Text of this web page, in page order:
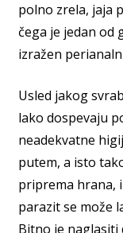
polno zrela, jaja
čega je jedan od
izražen
Usled jakog
lako dospevaju
neadekvatne
putem, a isto
priprema hrana,
parazit se može
Bitno je naglasiti